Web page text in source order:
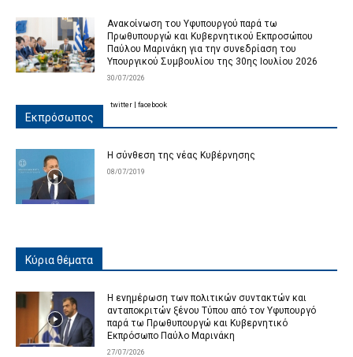
Ανακοίνωση του Υφυπουργού παρά τω
Πρωθυπουργώ και Κυβερνητικού Εκπροσώπου
Παύλου Μαρινάκη για την συνεδρίαση του
Υπουργικού Συμβουλίου της 30ης Ιουλίου 2026
30/07/2026
Εκπρόσωπος
Η σύνθεση της νέας Κυβέρνησης
08/07/2019
twitter facebook
Κύρια θέματα
Η ενημέρωση των πολιτικών συντακτών και
ανταποκριτών ξένου Τύπου από τον Υφυπουργό
παρά τω Πρωθυπουργώ και Κυβερνητικό
Εκπρόσωπο Παύλο Μαρινάκη
27/07/2026